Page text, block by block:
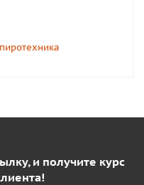
и получите курс